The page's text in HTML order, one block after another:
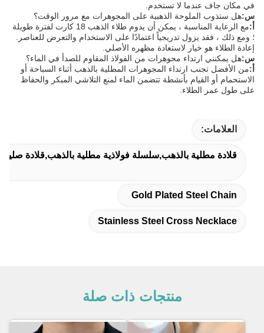
في مكان جاف عندما لا تستخدم.
س:هل ستذوب الملوحة الذهبية على المجوهرات مع مرور الوقت؟
أ:
مع الرعاية المناسبة ، يمكن أن يدوم طلاء الذهب 18 كارت لفترة طويلة
؛ ومع ذلك ، فقد يزول تدريجياً اعتمادًا على الاستخدام والتعرض للعناصر.
إعادة الطلاء هو خيار لاستعادة مظهره الأصلي.
س:هل يمكنني ارتداء مجوهرات من الفولاذ المقاوم للصدأ في الماء؟
أ:من الأفضل تجنب ارتداء المجوهرات المطلية بالذهب أثناء السباحة أو
الاستحمام أو القيام بأنشطة تتضمن الماء لمنع التلاشي المبكر والحفاظ
على طول عمر الطلاء.
العلامات:
قلادة مطلية بالذهب,سلسلة فولاذية مطلية بالذهب,قلادة صليب
Gold Plated Steel Chain
Stainless Steel Cross Necklace
منتجات ذات صلة